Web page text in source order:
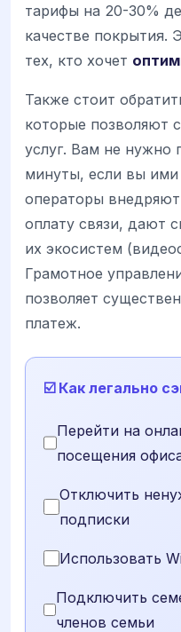
тарифы на 20-30%
качестве покрытия.
тех, кто хочет
Также стоит
которые позволяют
услуг. Вам не нужно
минуты, если вы ими
операторы
оплату связи, дают
их экосистем
Грамотное
позволяет
платеж.
☑️ Как легально
Перейти на
посещения
Отключить
подписки
Использовать
Подключить
членов семьи